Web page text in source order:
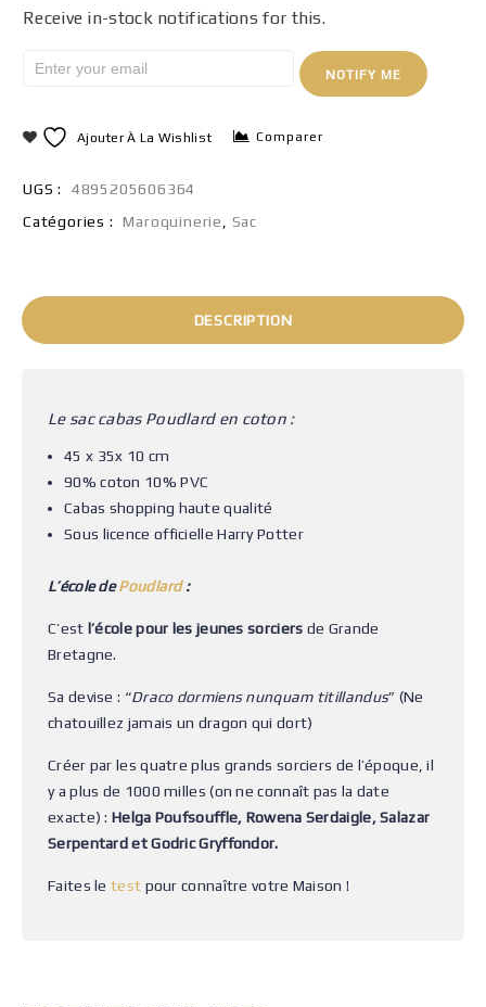
Receive in-stock notifications for this.
NOTIFY ME
Ajouter À La Wishlist Comparer
UGS :
4895205606364
Catégories :
Maroquinerie Sac
DESCRIPTION
Le sac cabas Poudlard en coton :
45 x 35x 10 cm
90% coton 10% PVC
Cabas shopping haute qualité
Sous licence officielle Harry Potter
L’école dePoudlard:
C’est l’école pour les jeunes sorciers de Grande
Bretagne.
Sa devise : “Draco dormiens nunquam titillandus” (Ne
chatouillez jamais un dragon qui dort)
Créer par les quatre plus grands sorciers de l’époque, il
y a plus de 1000 milles (on ne connaît pas la date
exacte) : Helga Poufsouffle, Rowena Serdaigle, Salazar
Serpentard et Godric Gryffondor.
Faites le test pour connaître votre Maison !